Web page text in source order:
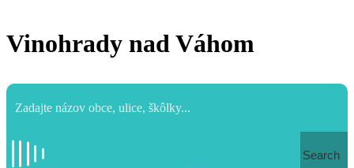
Vinohrady nad Váhom
Search